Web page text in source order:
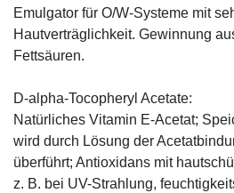
Emulgator für O/W-Systeme mit
Hautverträglichkeit. Gewinnung
Fettsäuren.
D-alpha-Tocopheryl Acetate:
Natürliches Vitamin E-Acetat;
wird durch Lösung der
überführt; Antioxidans mit
z. B. bei UV-Strahlung,